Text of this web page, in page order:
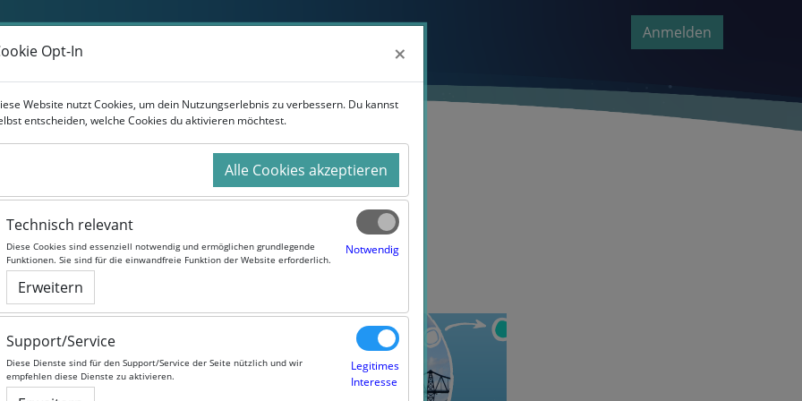
Weiterbildung Studium Für Unternehmen Anmelden
Opt-In ×
Website nutzt Cookies, um dein Nutzungserlebnis zu verbessern. Du kannst
entscheiden, welche Cookies du aktivieren möchtest.
Alle Cookies akzeptieren
Technisch relevant
Diese Cookies sind essenziell notwendig und ermöglichen grundlegende
Funktionen. Sie sind für die einwandfreie Funktion der Website erforderlich.
Notwendig
Erweitern
Support/Service
Diese Dienste sind für den Support/Service der Seite nützlich und wir
empfehlen diese Dienste zu aktivieren.
Legitimes
Interesse
Opt-In ×
Website nutzt Cookies, um dein Nutzungserlebnis zu verbessern. Du kannst
entscheiden, welche Cookies du aktivieren möchtest.
Alle Cookies akzeptieren
Technisch relevant
Diese Cookies sind essenziell notwendig und ermöglichen grundlegende
Funktionen. Sie sind für die einwandfreie Funktion der Website erforderlich.
Notwendig
Erweitern
Support/Service
Diese Dienste sind für den Support/Service der Seite nützlich und wir
empfehlen diese Dienste zu aktivieren.
Legitimes
Interesse